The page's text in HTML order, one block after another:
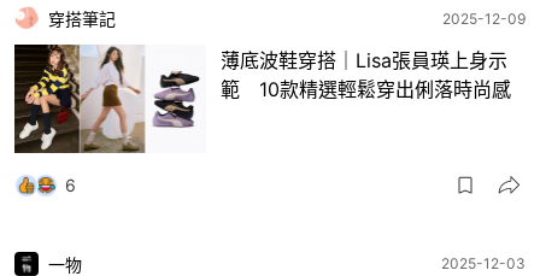
穿搭筆記 2025-12-09
薄底波鞋穿搭｜Lisa張員瑛上身示
範 10款精選輕鬆穿出俐落時尚感
6
一物 2025-12-03